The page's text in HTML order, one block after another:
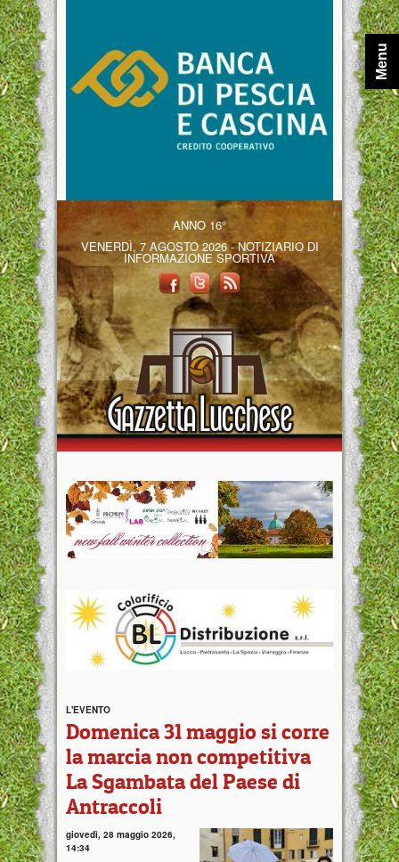
ANNO 16°
VENERDÌ, 7 AGOSTO 2026 - NOTIZIARIO DI
INFORMAZIONE SPORTIVA
L'EVENTO
Domenica 31 maggio si corre
la marcia non competitiva
La Sgambata del Paese di
Antraccoli
giovedì, 28 maggio 2026,
14:34
Menu